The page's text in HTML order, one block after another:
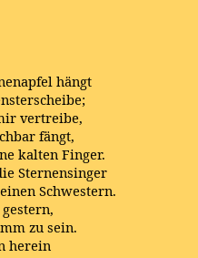
hängt
vertreibe,
fängt,
kalten Finger.
Sternensinger
Schwestern.
zu sein.
herein